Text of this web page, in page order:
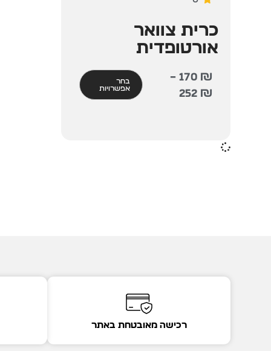
כרית צוואר
אורטופדית
170 ₪
–
252 ₪
בחר
אפשרויות
רכישה מאובטחת באתר